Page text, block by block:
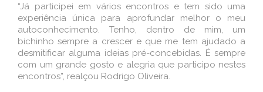
“Já participei em vários encontros e tem sido uma
experiência única para aprofundar melhor o meu
autoconhecimento. Tenho, dentro de mim, um
bichinho sempre a crescer e que me tem ajudado a
desmitificar alguma ideias pré-concebidas. É sempre
com um grande gosto e alegria que participo nestes
encontros”, realçou Rodrigo Oliveira.